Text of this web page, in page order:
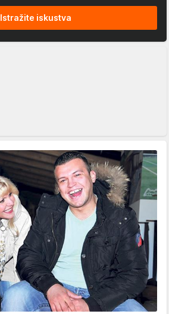
Istražite iskustva